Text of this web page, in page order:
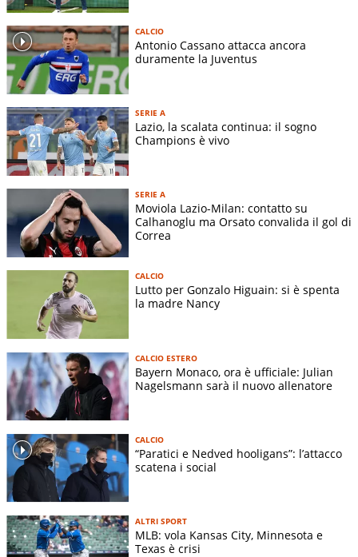
CALCIO
Antonio Cassano attacca ancora
duramente la Juventus
SERIE A
Lazio, la scalata continua: il sogno
Champions è vivo
SERIE A
Moviola Lazio-Milan: contatto su
Calhanoglu ma Orsato convalida il gol di
Correa
CALCIO
Lutto per Gonzalo Higuain: si è spenta
la madre Nancy
CALCIO ESTERO
Bayern Monaco, ora è ufficiale: Julian
Nagelsmann sarà il nuovo allenatore
CALCIO
“Paratici e Nedved hooligans”: l’attacco
scatena i social
ALTRI SPORT
MLB: vola Kansas City, Minnesota e
Texas è crisi